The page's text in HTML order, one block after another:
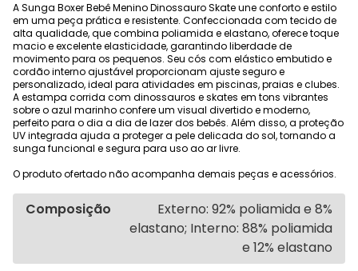
A Sunga Boxer Bebê Menino Dinossauro Skate une conforto e estilo
em uma peça prática e resistente. Confeccionada com tecido de
alta qualidade, que combina poliamida e elastano, oferece toque
macio e excelente elasticidade, garantindo liberdade de
movimento para os pequenos. Seu cós com elástico embutido e
cordão interno ajustável proporcionam ajuste seguro e
personalizado, ideal para atividades em piscinas, praias e clubes.
A estampa corrida com dinossauros e skates em tons vibrantes
sobre o azul marinho confere um visual divertido e moderno,
perfeito para o dia a dia de lazer dos bebês. Além disso, a proteção
UV integrada ajuda a proteger a pele delicada do sol, tornando a
sunga funcional e segura para uso ao ar livre.
O produto ofertado não acompanha demais peças e acessórios.
Composição
Externo: 92% poliamida e 8%
elastano; Interno: 88% poliamida
e 12% elastano